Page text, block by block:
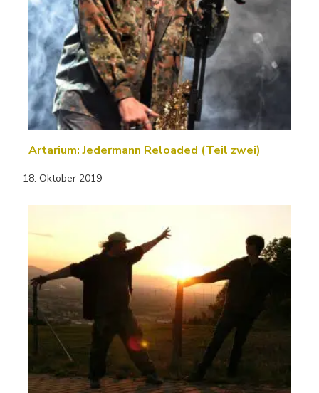
Artarium: Jedermann Reloaded (Teil zwei)
18. Oktober 2019